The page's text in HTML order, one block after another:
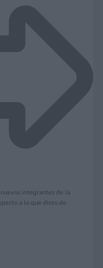
integrantes de la
a lo que dices de